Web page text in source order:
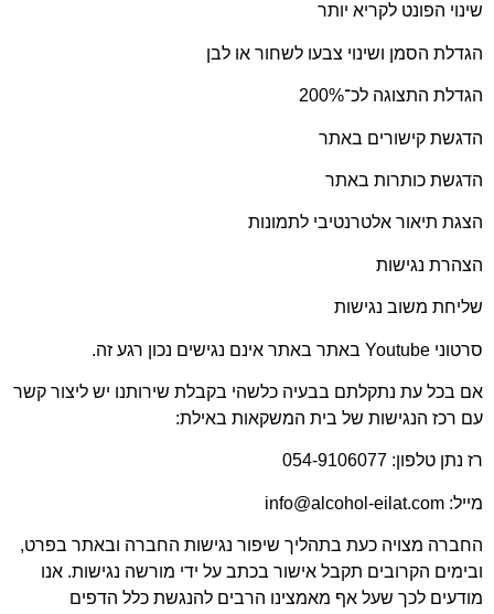
שינוי הפונט לקריא יותר
הגדלת הסמן ושינוי צבעו לשחור או לבן
הגדלת התצוגה לכ־200%
הדגשת קישורים באתר
הדגשת כותרות באתר
הצגת תיאור אלטרנטיבי לתמונות
הצהרת נגישות
שליחת משוב נגישות
סרטוני Youtube באתר באתר אינם נגישים נכון רגע זה.
אם בכל עת נתקלתם בבעיה כלשהי בקבלת שירותנו יש ליצור קשר
עם רכז הנגישות של בית המשקאות באילת:
רז נתן טלפון: 054-9106077
מייל: info@alcohol-eilat.com
החברה מצויה כעת בתהליך שיפור נגישות החברה ובאתר בפרט,
ובימים הקרובים תקבל אישור בכתב על ידי מורשה נגישות. אנו
מודעים לכך שעל אף מאמצינו הרבים להנגשת כלל הדפים